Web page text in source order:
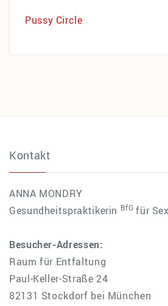
Pussy Circle
Kontakt
ANNA MONDRY
Gesundheitspraktikerin BfGfür
Besucher-Adressen:
Raum für Entfaltung
Paul-Keller-Straße 24
82131 Stockdorf bei München